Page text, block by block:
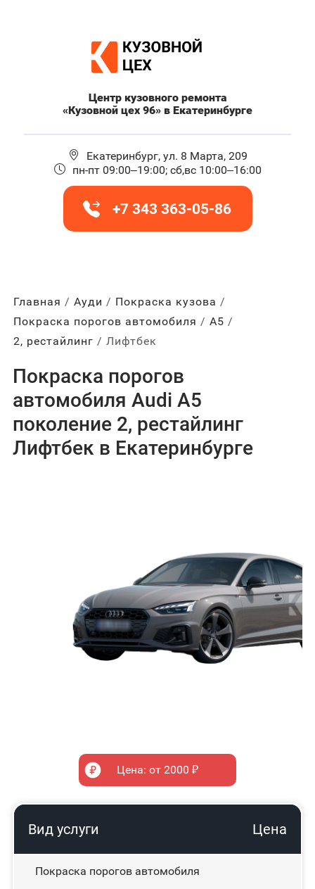
Центр кузовного ремонта
«Кузовной цех 96» в Екатеринбурге
Екатеринбург, ул. 8 Марта, 209
пн-пт 09:00–19:00; сб,вс 10:00–16:00
+7 343 363-05-86
Главная Ауди
Покраска кузова
Покраска порогов автомобиля
А5
2, рестайлинг
Лифтбек
Покраска порогов
автомобиля Audi A5
поколение 2, рестайлинг
Лифтбек в Екатеринбурге
Цена: от 2000 ₽
Вид услуги Цена
Покраска порогов автомобиля